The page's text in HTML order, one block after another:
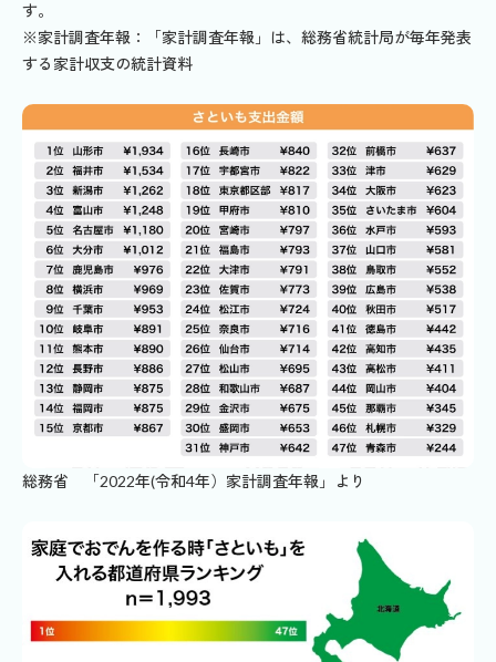
す。
※家計調査年報：「家計調査年報」は、総務省統計局が毎年発表
する家計収支の統計資料
総務省 「2022年(令和4年）家計調査年報」より